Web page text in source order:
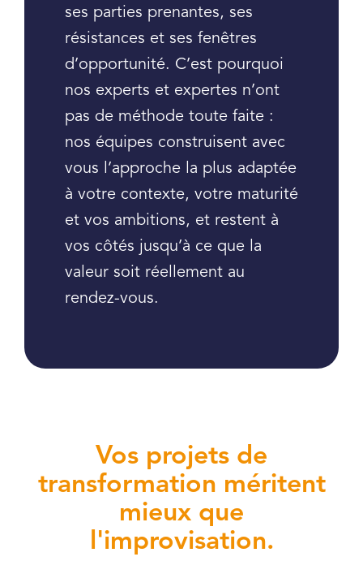
ses parties prenantes, ses
résistances et ses fenêtres
d’opportunité. C’est pourquoi
nos experts et expertes n’ont
pas de méthode toute faite :
nos équipes construisent avec
vous l’approche la plus adaptée
à votre contexte, votre maturité
et vos ambitions, et restent à
vos côtés jusqu’à ce que la
valeur soit réellement au
rendez-vous.
Vos projets de
transformation méritent
mieux que
l'improvisation.